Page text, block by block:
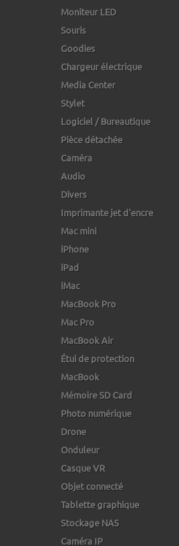
Moniteur LED
Souris
Goodies
Chargeur électrique
Media Center
Stylet
Logiciel / Bureautique
Pièce détachée
Caméra
Audio
Divers
Imprimante jet d'encre
Mac mini
iPhone
iPad
iMac
MacBook Pro
Mac Pro
MacBook Air
Étui de protection
MacBook
Mémoire SD Card
Photo numérique
Drone
Onduleur
Casque VR
Objet connecté
Tablette graphique
Stockage NAS
Caméra IP